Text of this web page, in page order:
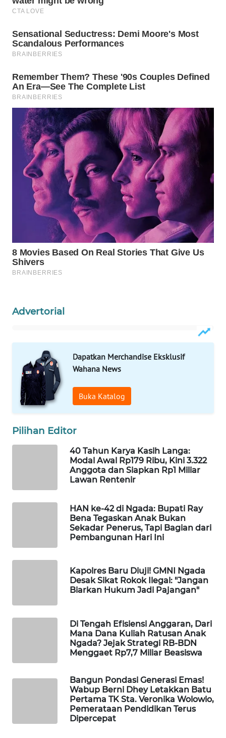
Advertorial
Dapatkan Merchandise Eksklusif
Wahana News
Buka Katalog
Pilihan Editor
40 Tahun Karya Kasih Langa:
Modal Awal Rp179 Ribu, Kini 3.322
Anggota dan Siapkan Rp1 Miliar
Lawan Rentenir
HAN ke-42 di Ngada: Bupati Ray
Bena Tegaskan Anak Bukan
Sekadar Penerus, Tapi Bagian dari
Pembangunan Hari Ini
Kapolres Baru Diuji! GMNI Ngada
Desak Sikat Rokok Ilegal: "Jangan
Biarkan Hukum Jadi Pajangan"
Di Tengah Efisiensi Anggaran, Dari
Mana Dana Kuliah Ratusan Anak
Ngada? Jejak Strategi RB-BDN
Menggaet Rp7,7 Miliar Beasiswa
Bangun Pondasi Generasi Emas!
Wabup Berni Dhey Letakkan Batu
Pertama TK Sta. Veronika Wolowio,
Pemerataan Pendidikan Terus
Dipercepat
MADURA
WN
SURABAYA
NATUNA
WN
BINTAN
WN
MANDALIKA
WN
LIKUPANG
WN
LABUANBAJO
WN
BORNEO
Group
NEWS
WAHANA
TANI
WAHANA
WAHANA
INFRASTRUKTUR
WAHANA
TV
CO ID